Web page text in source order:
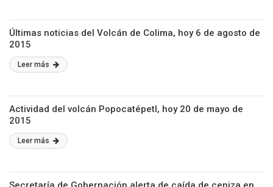
Últimas noticias del Volcán de Colima, hoy 6 de agosto de
2015
Leer más
Actividad del volcán Popocatépetl, hoy 20 de mayo de
2015
Leer más